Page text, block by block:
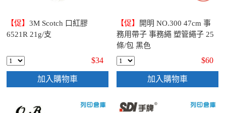
【促】3M Scotch 口紅膠
6521R 21g/支
$34
加入購物車
【促】 開明 NO.300 47cm 事
務用帶子 事務繩 塑管繩子 25
條/包 黑色
$60
加入購物車